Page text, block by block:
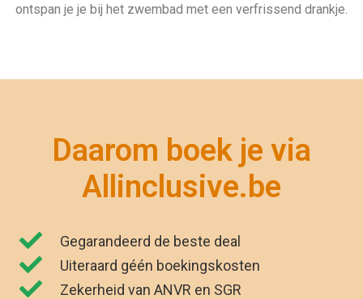
ontspan je je bij het zwembad met een verfrissend drankje.
Daarom boek je via
Allinclusive.be
Gegarandeerd de beste deal
Uiteraard géén boekingskosten
Zekerheid van ANVR en SGR